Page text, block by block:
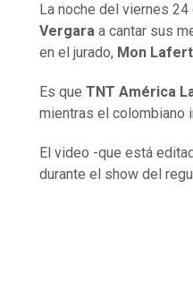
La noche del viernes
Vergara a cantar sus
en el jurado, Mon
Es que TNT América
mientras el colombiano
El video -que está
durante el show del